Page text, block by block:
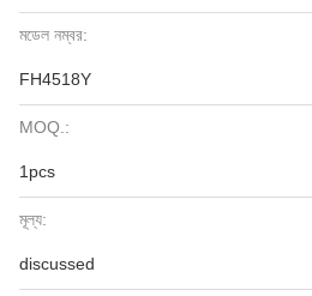
মডেল নম্বর:
FH4518Y
MOQ.:
1pcs
মূল্য:
discussed